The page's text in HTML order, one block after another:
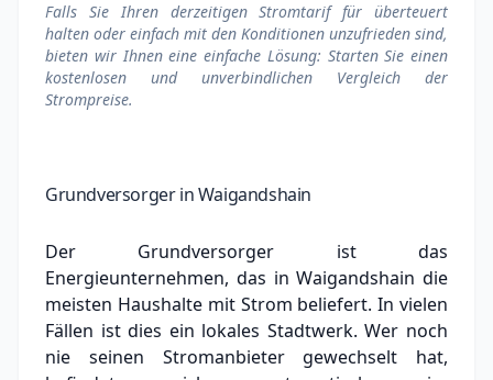
Falls Sie Ihren derzeitigen Stromtarif für überteuert
halten oder einfach mit den Konditionen unzufrieden sind,
bieten wir Ihnen eine einfache Lösung: Starten Sie einen
kostenlosen und unverbindlichen Vergleich der
Strompreise.
Grundversorger in Waigandshain
Der Grundversorger ist das
Energieunternehmen, das in Waigandshain die
meisten Haushalte mit Strom beliefert. In vielen
Fällen ist dies ein lokales Stadtwerk.Wer noch
nie seinen Stromanbieter gewechselt hat,